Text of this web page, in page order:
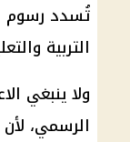
تُسدد رسوم
التربية
ولا ينبغي
الرسمي،